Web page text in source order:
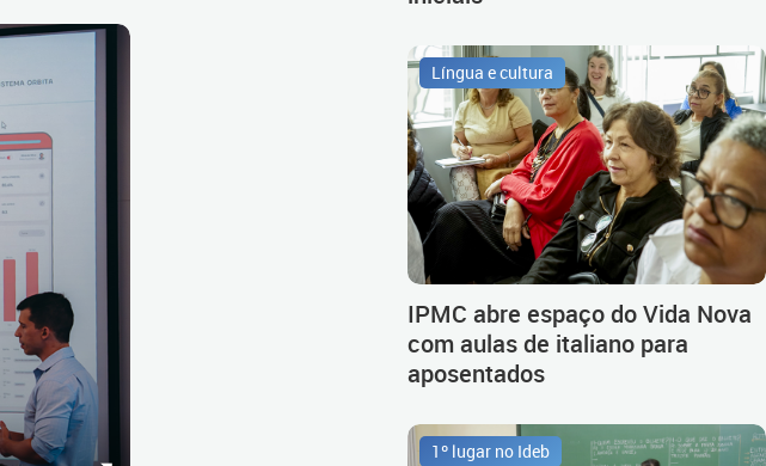
Língua e cultura
IPMC abre espaço do Vida Nova
com aulas de italiano para
aposentados
1º lugar no Ideb